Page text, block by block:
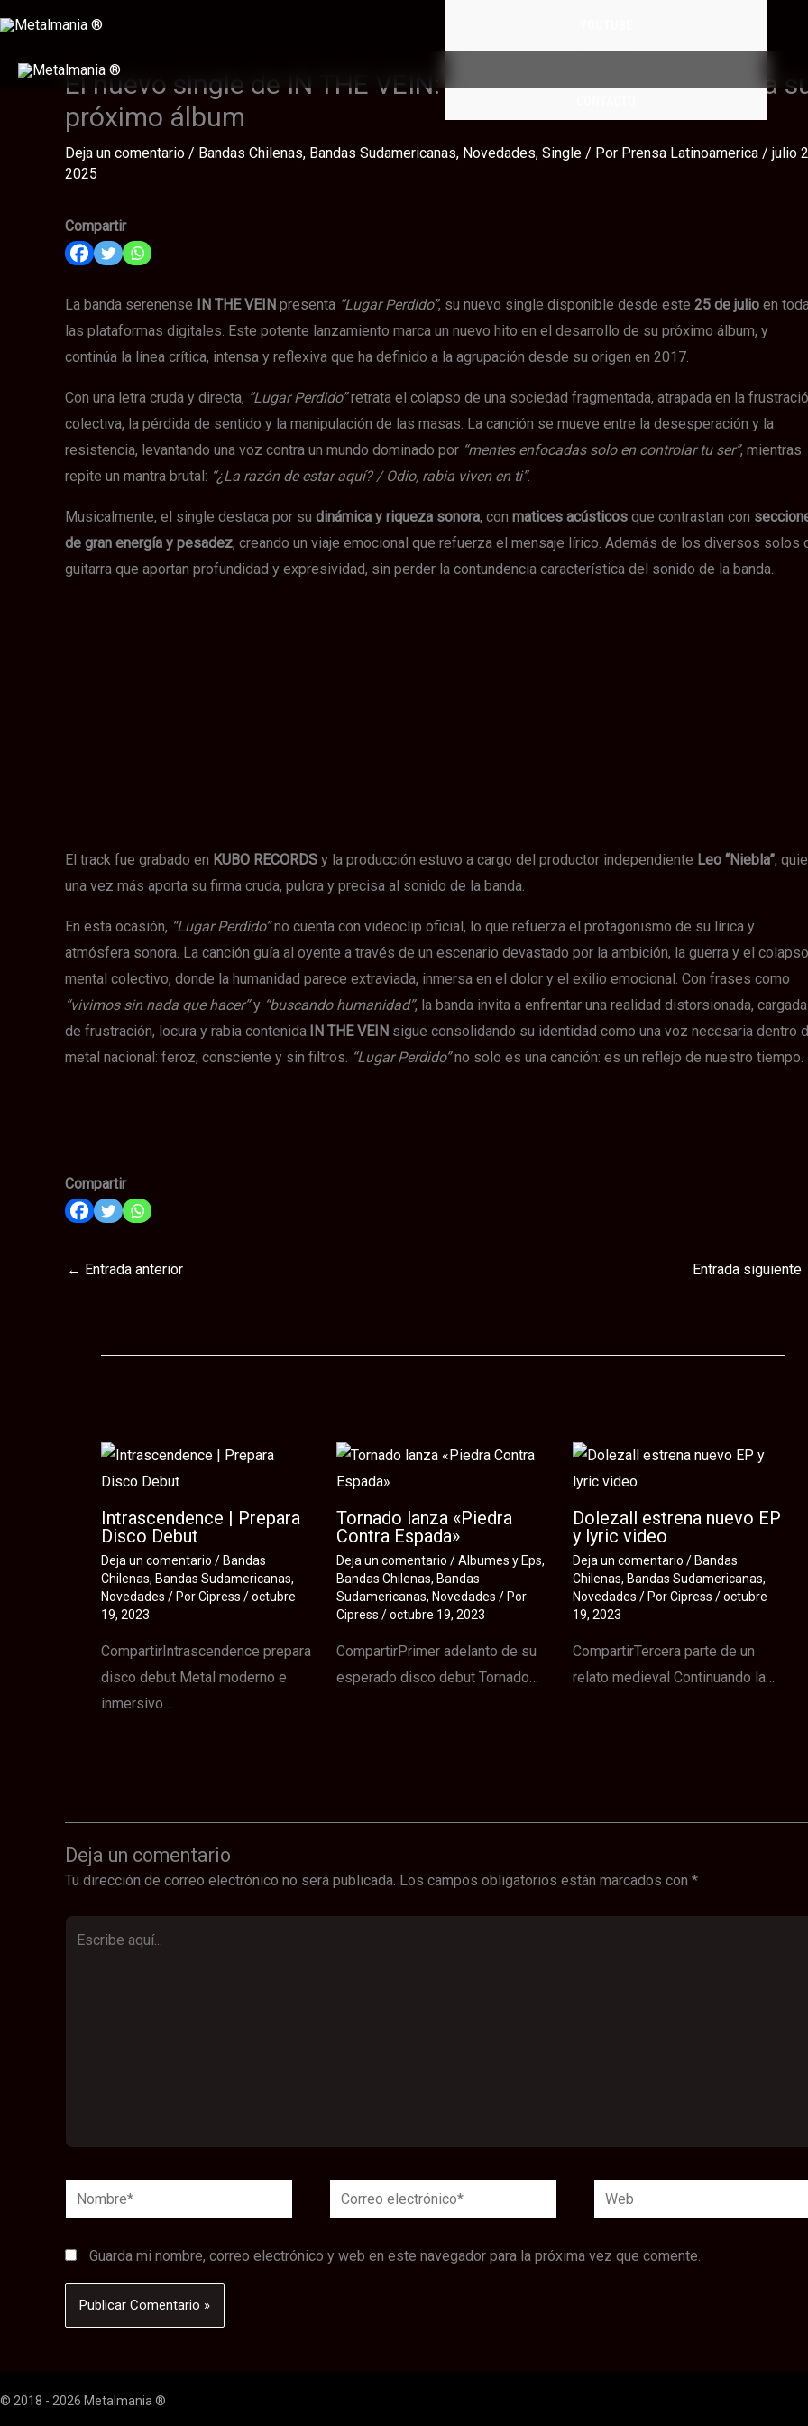
al
contenido
El nuevo single de IN THE VEIN: “Lugar Perdido” abre paso a
próximo álbum
Deja un comentario / Bandas Chilenas, Bandas Sudamericanas, Novedades, Single / Por Prensa Latinoamerica / julio
2025
Compartir
La banda serenense IN THE VEIN presenta “Lugar Perdido”, su nuevo single disponible desde este 25 de julio en
las plataformas digitales. Este potente lanzamiento marca un nuevo hito en el desarrollo de su próximo álbum, y
continúa la línea crítica, intensa y reflexiva que ha definido a la agrupación desde su origen en 2017.
Con una letra cruda y directa, “Lugar Perdido”retrata el colapso de una sociedad fragmentada, atrapada en la
colectiva, la pérdida de sentido y la manipulación de las masas. La canción se mueve entre la desesperación y la
resistencia, levantando una voz contra un mundo dominado por “mentes enfocadas solo en controlar tu ser”, mientras
repite un mantra brutal: “¿La razón de estar aquí? / Odio, rabia viven en ti”.
Musicalmente, el single destaca por su dinámica y riqueza sonora, con matices acústicos que contrastan con
de gran energía y pesadez, creando un viaje emocional que refuerza el mensaje lírico. Además de los diversos solos
guitarra que aportan profundidad y expresividad, sin perder la contundencia característica del sonido de la banda.
El track fue grabado en KUBO RECORDS y la producción estuvo a cargo del productor independiente Leo “Niebla”,
una vez más aporta su firma cruda, pulcra y precisa al sonido de la banda.
En esta ocasión, “Lugar Perdido”no cuenta con videoclip oficial, lo que refuerza el protagonismo de su lírica y
atmósfera sonora. La canción guía al oyente a través de un escenario devastado por la ambición, la guerra y el colapso
mental colectivo, donde la humanidad parece extraviada, inmersa en el dolor y el exilio emocional. Con frases como
“vivimos sin nada que hacer”y “buscando humanidad”, la banda invita a enfrentar una realidad distorsionada, cargada
de frustración, locura y rabia contenida.IN THE VEIN sigue consolidando su identidad como una voz necesaria dentro
metal nacional: feroz, consciente y sin filtros. “Lugar Perdido”no solo es una canción: es un reflejo de nuestro tiempo.
Compartir
← Entrada anterior Entrada siguiente
Intrascendence | Prepara
Disco Debut
Deja un comentario / Bandas
Chilenas, Bandas Sudamericanas,
Novedades / PorCipress /octubre
19, 2023
CompartirIntrascendence prepara
disco debut Metal moderno e
inmersivo…
Tornado lanza «Piedra
Contra Espada»
Deja un comentario /Albumes y Eps,
Bandas Chilenas, Bandas
Sudamericanas, Novedades / Por
Cipress/octubre 19, 2023
CompartirPrimer adelanto de su
esperado disco debut Tornado…
Dolezall estrena nuevo EP
y lyric video
Deja un comentario / Bandas
Chilenas, Bandas Sudamericanas,
Novedades / PorCipress /octubre
19, 2023
CompartirTercera parte de un
relato medieval Continuando la…
Deja un comentario
Tu dirección de correo electrónico no será publicada. Los campos obligatorios están marcados con *
Nombre*
Correo
electrónico*
Web
Guarda mi nombre, correo electrónico y web en este navegador para la próxima vez que comente.
© 2018 - 2026 Metalmania ®